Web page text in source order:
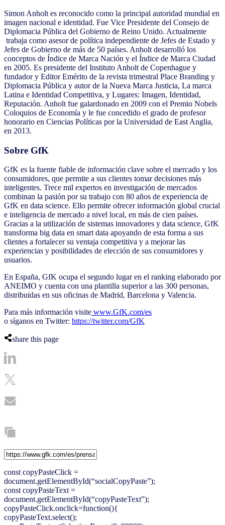
Simon Anholt es reconocido como la principal autoridad mundial en
imagen nacional e identidad. Fue Vice Presidente del Consejo de
Diplomacia Pública del Gobierno de Reino Unido. Actualmente
trabaja como asesor de política independiente de Jefes de Estado y
Jefes de Gobierno de más de 50 países. Anholt desarrolló los
conceptos de Índice de Marca Nación y el Índice de Marca Ciudad
en 2005. Es presidente del Instituto Anholt de Copenhague y
fundador y Editor Emérito de la revista trimestral Place Branding y
Diplomacia Pública y autor de la Nueva Marca Justicia, La marca
Latina e Identidad Competitiva, y Lugares: Imagen, Identidad,
Reputación. Anholt fue galardonado en 2009 con el Premio Nobels
Coloquios de Economía y le fue concedido el grado de profesor
honorario en Ciencias Políticas por la Universidad de East Anglia,
en 2013.
Sobre GfK
GfK es la fuente fiable de información clave sobre el mercado y los
consumidores, que permite a sus clientes tomar decisiones más
inteligentes. Trece mil expertos en investigación de mercados
combinan la pasión por su trabajo con 80 años de experiencia de
GfK en data science. Ello permite ofrecer información global crucial
e inteligencia de mercado a nivel local, en más de cien países.
Gracias a la utilización de sistemas innovadores y data science, GfK
transforma big data en smart data apoyando de esta forma a sus
clientes a fortalecer su ventaja competitiva y a mejorar las
experiencias y posibilidades de elección de sus consumidores y
usuarios.
En España, GfK ocupa el segundo lugar en el ranking elaborado por
ANEIMO y cuenta con una plantilla superior a las 300 personas,
distribuidas en sus oficinas de Madrid, Barcelona y Valencia.
Para más información visite www.GfK.com/es
o síganos en Twitter: https://twitter.com/GfK
share this page
const copyPasteClick =
document.getElementById(“socialCopyPaste”);
const copyPasteText =
document.getElementById(“copyPasteText”);
copyPasteClick.onclick=function(){
copyPasteText.select();